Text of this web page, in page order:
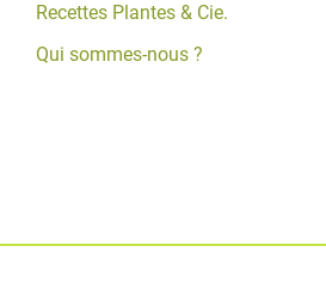
Recettes Plantes & Cie.
Qui sommes-nous ?